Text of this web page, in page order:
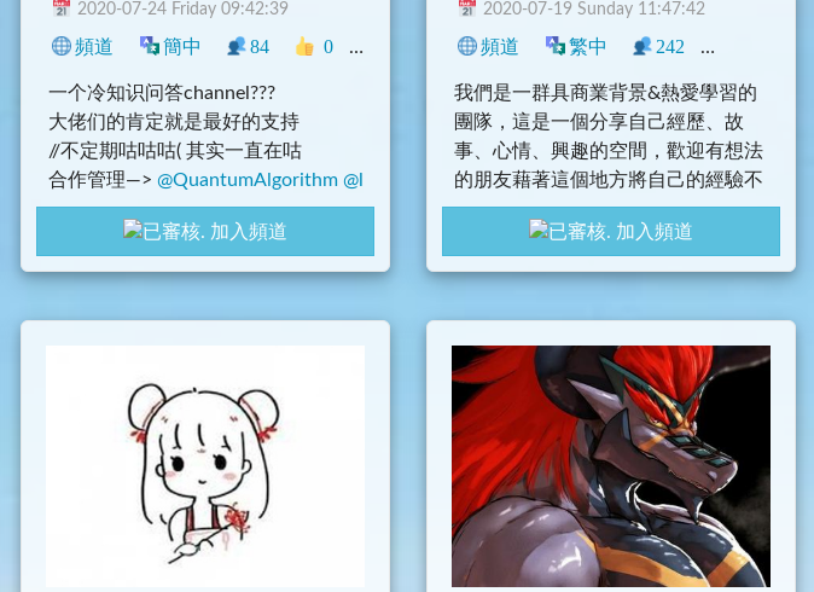
網誌 中文圈 臺灣 旅遊 科技
2020-07-24 Friday 09:42:39
頻道 簡中 84 0 中文圈 學術 興趣
一个冷知识问答channel???
大佬们的肯定就是最好的支持
//不定期咕咕咕( 其实一直在咕
合作管理—> @QuantumAlgorithm @l
ast12name @RuaYiii
加入頻道
2020-07-19 Sunday 11:47:42
頻道 繁中 242
我們是一群具商業背景&熱愛學習的
團隊，這是一個分享自己經歷、故
事、心情、興趣的空間，歡迎有想法
的朋友藉著這個地方將自己的經驗不
藏私地給我們知道! 小編會不定期發布
自己的所見所聞 & 心得感想並share在
頻道上!歡迎大家的加入~
加入頻道